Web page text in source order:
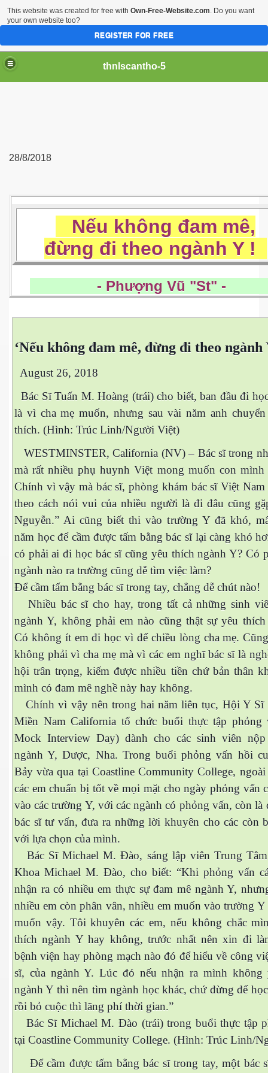
thnlscantho-5
28/8/2018
Nếu không đam mê,
đừng đi theo ngành Y !
- Phượng Vũ
‘Nếu không đam mê, đừng đi theo ngành
August 26, 2018
Bác Sĩ Tuấn M. Hoàng (trái) cho biết, ban đầu đi
là vì cha mẹ muốn, nhưng sau vài năm anh chuyển
thích. (Hình: Trúc Linh/Người Việt)
WESTMINSTER, California (NV) – Bác sĩ trong
mà rất nhiều phụ huynh Việt mong muốn con mình
Chính vì vậy mà bác sĩ, phòng khám bác sĩ Việt
theo cách nói vui của nhiều người là đi đâu cũng
Nguyễn.” Ai cũng biết thi vào trường Y đã khó,
năm học để cầm được tấm bằng bác sĩ lại càng khó
có phải ai đi học bác sĩ cũng yêu thích ngành Y? Có
ngành nào ra trường cũng dễ tìm việc làm?
Để cầm tấm bằng bác sĩ trong tay, chẳng dễ chút nào!
Nhiều bác sĩ cho hay, trong tất cả những sinh
ngành Y, không phải em nào cũng thật sự yêu
Có không ít em đi học vì để chiều lòng cha mẹ.
không phải vì cha mẹ mà vì các em nghĩ bác sĩ là
hội trân trọng, kiếm được nhiều tiền chứ bản thân
mình có đam mê nghề này hay không.
Chính vì vậy nên trong hai năm liên tục, Hội Y Sĩ
Miền Nam California tổ chức buổi thực tập phỏng
Mock Interview Day) dành cho các sinh viên
ngành Y, Dược, Nha. Trong buổi phỏng vấn hồi
Bảy vừa qua tại Coastline Community College,
các em chuẩn bị tốt về mọi mặt cho ngày phỏng vấn
vào các trường Y, với các ngành có phỏng vấn, còn là
bác sĩ tư vấn, đưa ra những lời khuyên cho các còn
với lựa chọn của mình.
Bác Sĩ Michael M. Đào, sáng lập viên Trung
Khoa Michael M. Đào, cho biết: “Khi phỏng vấn
nhận ra có nhiều em thực sự đam mê ngành Y,
nhiều em còn phân vân, nhiều em muốn vào trường Y
muốn vậy. Tôi khuyên các em, nếu không chắc
thích ngành Y hay không, trước nhất nên xin đi
bệnh viện hay phòng mạch nào đó để hiểu về công
sĩ, của ngành Y. Lúc đó nếu nhận ra mình không
ngành Y thì nên tìm ngành học khác, chứ đừng để
rồi bỏ cuộc thì lãng phí thời gian.”
Bác Sĩ Michael M. Đào (trái) trong buổi thực tập
tại Coastline Community College. (Hình: Trúc Linh/
Để cầm được tấm bằng bác sĩ trong tay, một bác
lồ
Tây
lũ
2
3
mặn ở VN
7
8 - 9
10 và 11
This website was created for free with Own-Free-Website.com. Do you want
your own website too?
REGISTER FOR FREE